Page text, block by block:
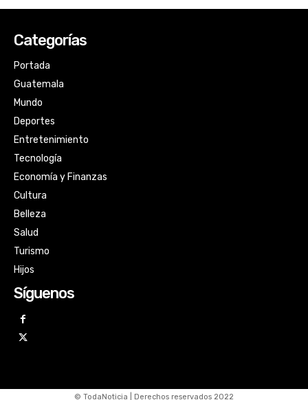
Categorías
Portada
Guatemala
Mundo
Deportes
Entretenimiento
Tecnología
Economía y Finanzas
Cultura
Belleza
Salud
Turismo
Hijos
Síguenos
© TodaNoticia | Derechos reservados 2022